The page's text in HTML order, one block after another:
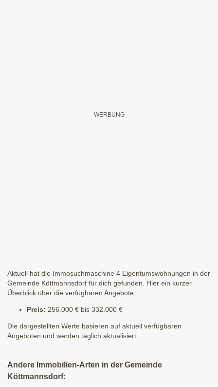
Aktuell hat die Immosuchmaschine 4 Eigentumswohnungen in der
Gemeinde Köttmannsdorf für dich gefunden. Hier ein kurzer
Überblick über die verfügbaren Angebote:
Preis: 256.000 € bis 332.000 €
Die dargestellten Werte basieren auf aktuell verfügbaren
Angeboten und werden täglich aktualisiert.
Andere Immobilien-Arten in der Gemeinde
Köttmannsdorf: